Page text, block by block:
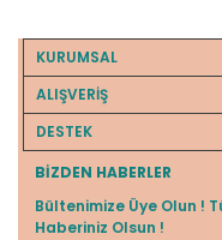
KURUMSAL
ALIŞVERİŞ
DESTEK
BIZDEN HABERLER
Bültenimize Üye Olun !
Haberiniz Olsun !